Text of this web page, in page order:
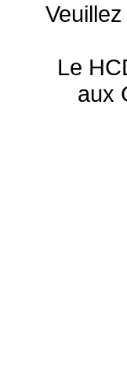
Le
aux